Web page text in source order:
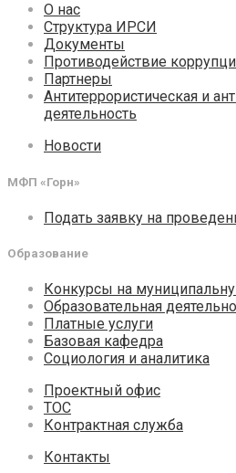
О нас
Структура ИРСИ
Документы
Противодействие
Партнеры
Антитеррористическая и
деятельность
Новости
МФП «Горн»
Подать заявку на
Образование
Конкурсы на
Образовательная
Платные услуги
Базовая кафедра
Социология и аналитика
Проектный офис
ТОС
Контрактная служба
Контакты